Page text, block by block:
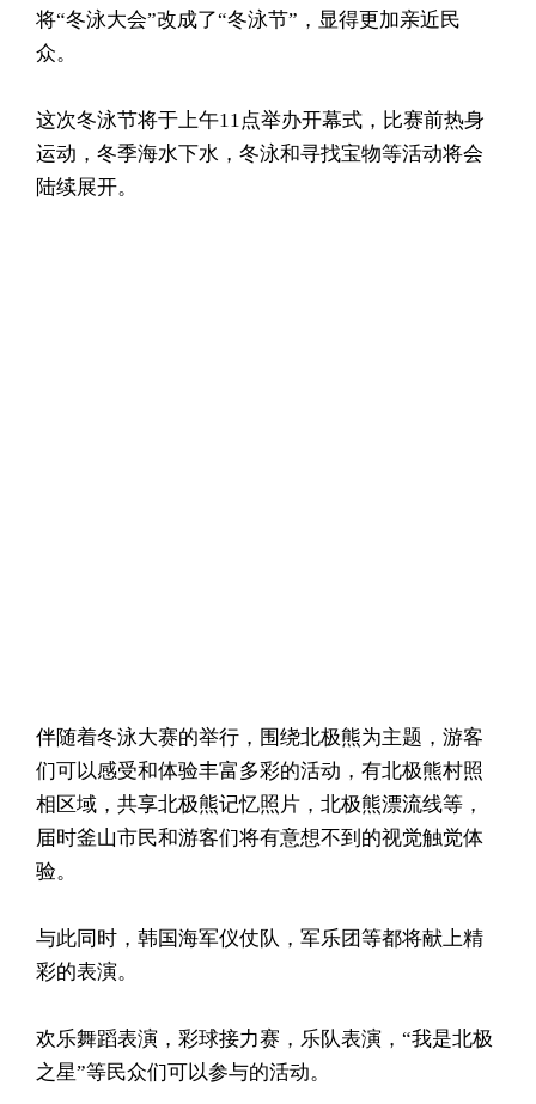
将“冬泳大会”改成了“冬泳节”，显得更加亲近民
众。
这次冬泳节将于上午11点举办开幕式，比赛前热身
运动，冬季海水下水，冬泳和寻找宝物等活动将会
陆续展开。
伴随着冬泳大赛的举行，围绕北极熊为主题，游客
们可以感受和体验丰富多彩的活动，有北极熊村照
相区域，共享北极熊记忆照片，北极熊漂流线等，
届时釜山市民和游客们将有意想不到的视觉触觉体
验。
与此同时，韩国海军仪仗队，军乐团等都将献上精
彩的表演。
欢乐舞蹈表演，彩球接力赛，乐队表演，“我是北极
之星”等民众们可以参与的活动。